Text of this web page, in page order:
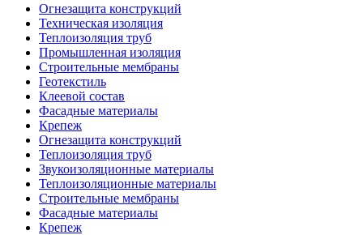
Огнезащита конструкций
Техническая изоляция
Теплоизоляция труб
Промышленная изоляция
Строительные мембраны
Геотекстиль
Клеевой состав
Фасадные материалы
Крепеж
Огнезащита конструкций
Теплоизоляция труб
Звукоизоляционные материалы
Теплоизоляционные материалы
Строительные мембраны
Фасадные материалы
Крепеж